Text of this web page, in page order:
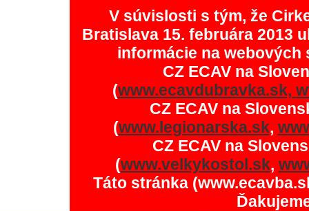
V súvislosti s tým, že
Bratislava 15. februára 2013
informácie na
CZ ECAV na
(www.ecavdubravka.sk,
CZ ECAV na
(www.legionarska.sk,
CZ ECAV na
(www.velkykostol.sk,
Táto stránka